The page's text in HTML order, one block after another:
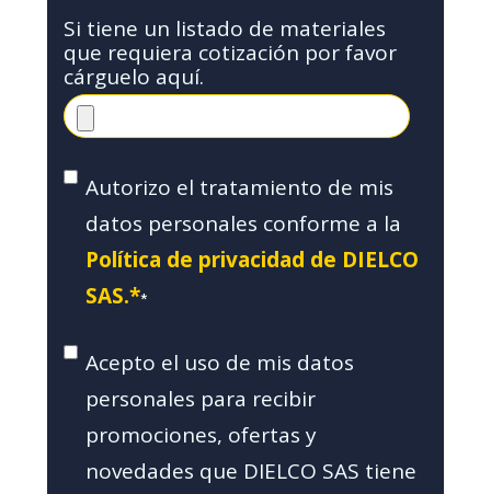
Si tiene un listado de materiales
que requiera cotización por favor
cárguelo aquí.
Autorizo el tratamiento de mis
datos personales conforme a la
Política de privacidad de DIELCO
SAS.**
Acepto el uso de mis datos
personales para recibir
promociones, ofertas y
novedades que DIELCO SAS tiene